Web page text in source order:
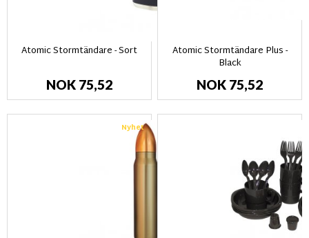
Atomic Stormtändare - Sort
NOK 75,52
Atomic Stormtändare Plus -
Black
NOK 75,52
Nyhet